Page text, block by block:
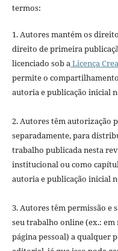
termos:
1. Autores mantém os
direito de primeira
licenciado sob aLicença
permite o
autoria e publicação inicial
2. Autores têm autorização
separadamente, para
trabalho publicada nesta
institucional ou como
autoria e publicação inicial
3. Autores têm permissão e
seu trabalho online (ex.:
página pessoal) a qualquer